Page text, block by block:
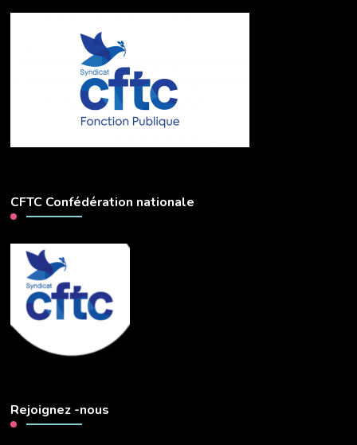
CFTC Confédération nationale
Rejoignez -nous